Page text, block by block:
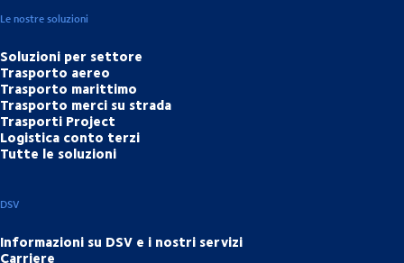
Le nostre soluzioni
Soluzioni per settore
Trasporto aereo
Trasporto marittimo
Trasporto merci su strada
Trasporti Project
Logistica conto terzi
Tutte le soluzioni
DSV
Informazioni su DSV e i nostri servizi
Carriere